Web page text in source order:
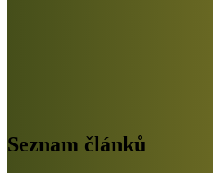
Seznam článků